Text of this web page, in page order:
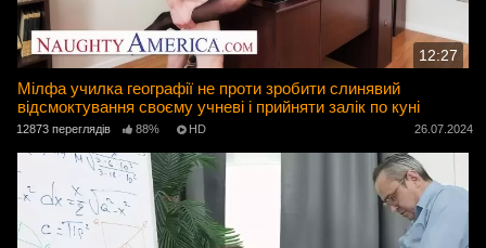
12:27
Мілфа училка географії не проти зробити слинявий
відсмоктування своєму учневі і прийняти залік по куні
12873 переглядів 88% HD 26.07.2024